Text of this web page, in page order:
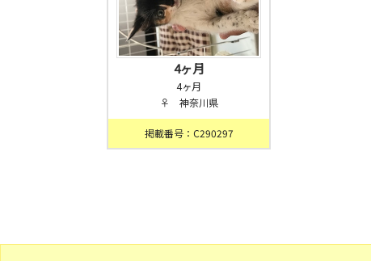
4ヶ月
4ヶ月
♀ 神奈川県
掲載番号：C290297